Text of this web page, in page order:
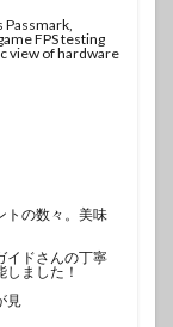
Passmark,
FPS testing
view of hardware
トの数々。美味
イドさんの丁寧
ました！
見